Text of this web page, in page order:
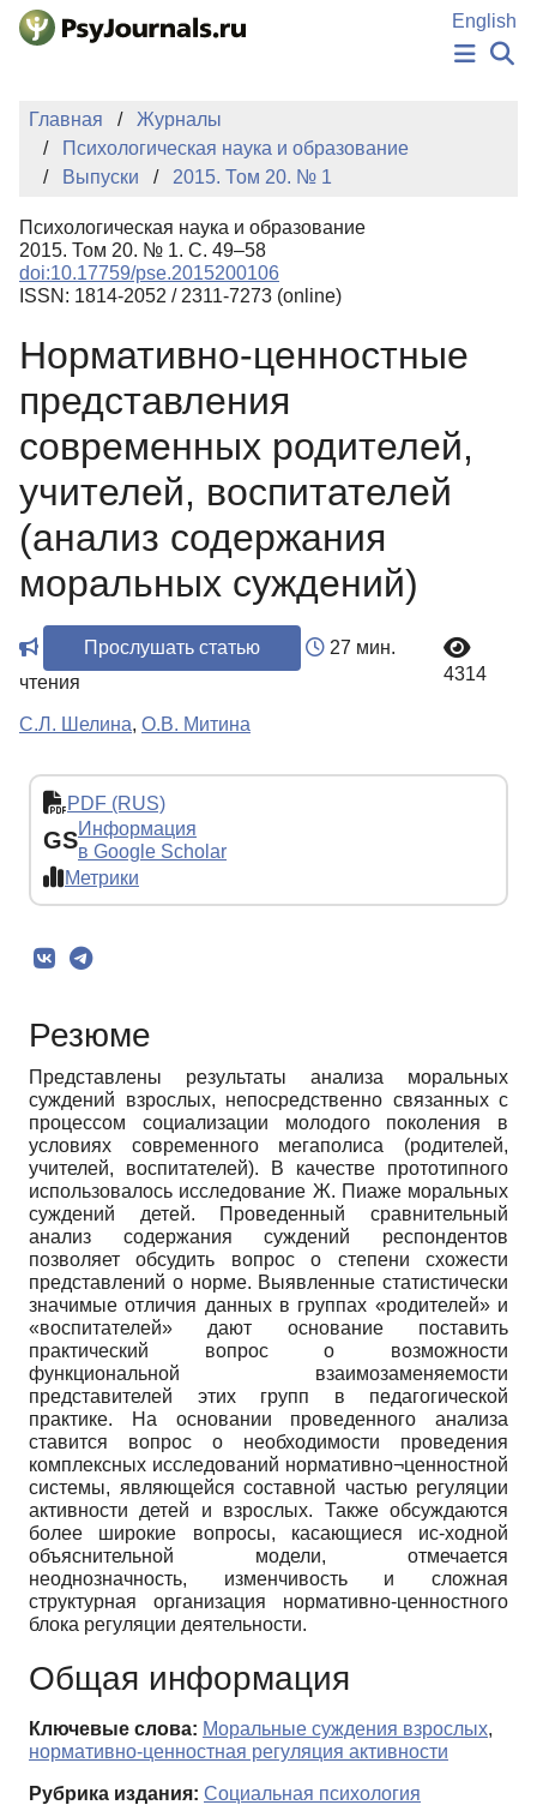
Перейти к основному содержанию
English
НОВОСТИ
ИЗДАНИЯ
АВТОРЫ
БАЗА ЗНАНИЙ
КЛЮЧЕВЫЕ СЛОВА
Регистрация
Главная
Журналы
Психологическая наука и образование
Выпуски
2015. Том 20. № 1
Психологическая наука и образование
2015. Том 20. № 1. С. 49–58
doi:10.17759/pse.2015200106
ISSN: 1814-2052 / 2311-7273 (online)
Нормативно-ценностные
представления
современных родителей,
учителей, воспитателей
(анализ содержания
моральных суждений)
Прослушать статью
27 мин.
чтения
4314
С.Л. Шелина, О.В. Митина
PDF (RUS)
GSИнформация
в Google Scholar
Метрики
Резюме
Представлены результаты анализа моральных
суждений взрослых, непосредственно связанных с
процессом социализации молодого поколения в
условиях современного мегаполиса (родителей,
учителей, воспитателей). В качестве прототипного
использовалось исследование Ж. Пиаже моральных
суждений детей. Проведенный сравнительный
анализ содержания суждений респондентов
позволяет обсудить вопрос о степени схожести
представлений о норме. Выявленные статистически
значимые отличия данных в группах «родителей» и
«воспитателей» дают основание поставить
практический вопрос о возможности
функциональной взаимозаменяемости
представителей этих групп в педагогической
практике. На основании проведенного анализа
ставится вопрос о необходимости проведения
комплексных исследований нормативно¬ценностной
системы, являющейся составной частью регуляции
активности детей и взрослых. Также обсуждаются
более широкие вопросы, касающиеся ис-ходной
объяснительной модели, отмечается
неоднозначность, изменчивость и сложная
структурная организация нормативно-ценностного
блока регуляции деятельности.
Общая информация
Ключевые слова: Моральные суждения взрослых,
нормативно-ценностная регуляция активности
Рубрика издания: Социальная психология